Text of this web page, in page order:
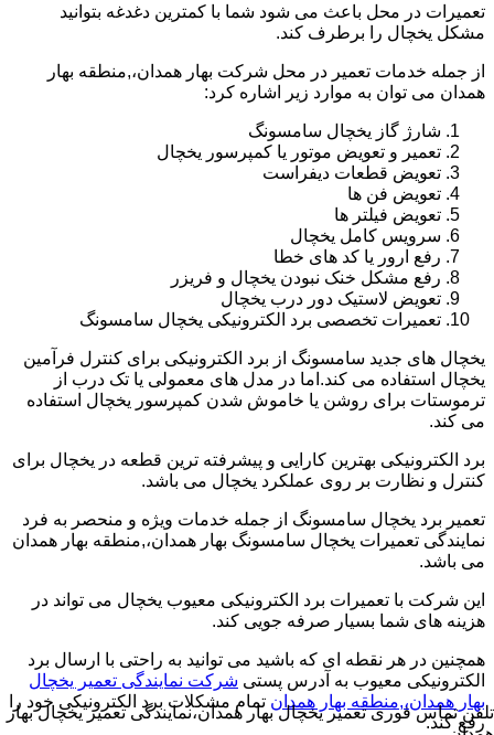
تعمیرات در محل باعث می شود شما با کمترین دغدغه بتوانید
مشکل یخچال را برطرف کند.
از جمله خدمات تعمیر در محل شرکت بهار همدان،,منطقه بهار
همدان می توان به موارد زیر اشاره کرد:
شارژ گاز یخچال سامسونگ
تعمیر و تعویض موتور یا کمپرسور یخچال
تعویض قطعات دیفراست
تعویض فن ها
تعویض فیلتر ها
سرویس کامل یخچال
رفع ارور یا کد های خطا
رفع مشکل خنک نبودن یخچال و فریزر
تعویض لاستیک دور درب یخچال
تعمیرات تخصصی برد الکترونیکی یخچال سامسونگ
یخچال های جدید سامسونگ از برد الکترونیکی برای کنترل فرآمین
یخچال استفاده می کند.اما در مدل های معمولی یا تک درب از
ترموستات برای روشن یا خاموش شدن کمپرسور یخچال استفاده
می کند.
برد الکترونیکی بهترین کارایی و پیشرفته ترین قطعه در یخچال برای
کنترل و نظارت بر روی عملکرد یخچال می باشد.
تعمیر برد یخچال سامسونگ از جمله خدمات ویژه و منحصر به فرد
نمایندگی تعمیرات یخچال سامسونگ بهار همدان،,منطقه بهار همدان
می باشد.
این شرکت با تعمیرات برد الکترونیکی معیوب یخچال می تواند در
هزینه های شما بسیار صرفه جویی کند.
همچنین در هر نقطه ای که باشید می توانید به راحتی با ارسال برد
الکترونیکی معیوب به آدرس پستی شرکت نمایندگی تعمیر یخچال
بهار همدان،,منطقه بهار همدان تمام مشکلات برد الکترونیکی خود را
رفع کند.
تلفن تماس فوریتعمیر یخچال بهار همدان،نمایندگی تعمیر یخچال بهار